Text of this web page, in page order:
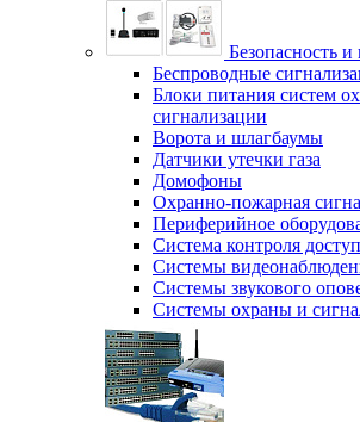
Безопасность и
Беспроводные
Блоки питания систем
сигнализации
Ворота и шлагбаумы
Датчики утечки газа
Домофоны
Охранно-пожарная
Периферийное
Система контроля
Системы
Системы звукового
Системы охраны и